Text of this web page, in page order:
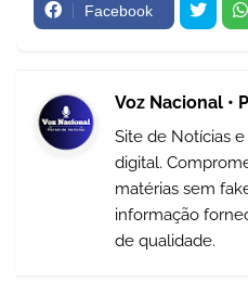
Facebook
Voz Nacional •
Site de Notícias
digital.
matérias sem
informação
de qualidade.